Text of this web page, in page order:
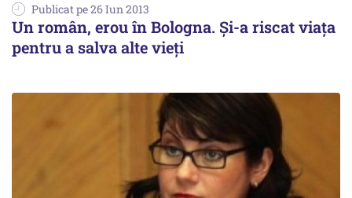
Publicat pe 26 Iun 2013
Un român, erou în Bologna. Și-a riscat viața
pentru a salva alte vieți